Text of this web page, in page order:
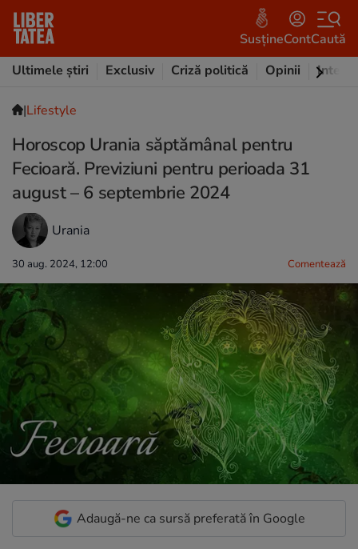
SusțineContCaută
Ultimele știri
Exclusiv Criză politică Opinii
|Lifestyle
Horoscop Urania săptămânal pentru
Fecioară. Previziuni pentru perioada 31
august – 6 septembrie 2024
Urania
30 aug. 2024, 12:00 Comentează
Adaugă-ne ca sursă preferată în Google